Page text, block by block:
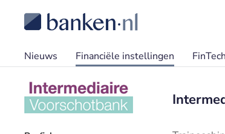
Nieuws Financiële instellingen FinTech